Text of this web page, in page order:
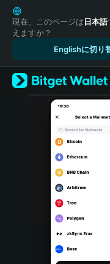
English
日本語
Tiếng Việt
Español
Türkçe
Italiano
Português (Portugal)
Bahasa Indonesia
Português (Brasil)
現在、このページは日本語
えますか？
Englishに切り